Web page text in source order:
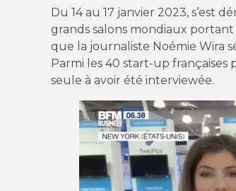
Du 14 au 17 janvier 2023, s’est
grands salons mondiaux
que la journaliste Noémie Wira
Parmi les 40 start-up françaises
seule à avoir été interviewée.